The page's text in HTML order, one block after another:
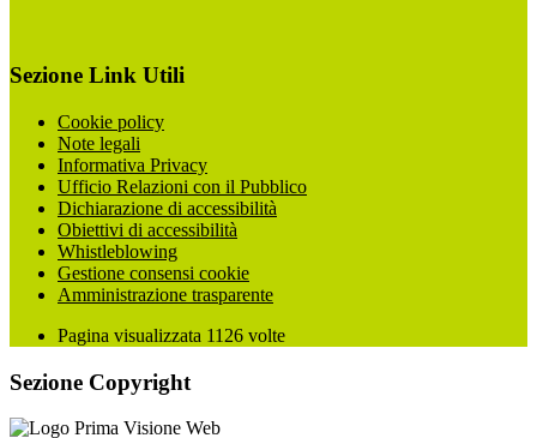
Sezione Link Utili
Cookie policy
Note legali
Informativa Privacy
Ufficio Relazioni con il Pubblico
Dichiarazione di accessibilità
Obiettivi di accessibilità
Whistleblowing
Gestione consensi cookie
Amministrazione trasparente
Pagina visualizzata 1126 volte
Sezione Copyright